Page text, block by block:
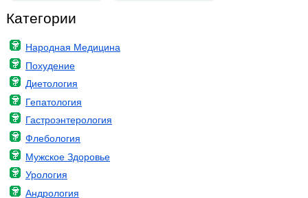
Категории
Народная Медицина
Похудение
Диетология
Гепатология
Гастроэнтерология
Флебология
Мужское Здоровье
Урология
Андрология